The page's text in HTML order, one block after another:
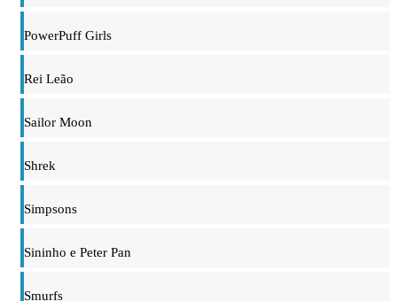
PowerPuff Girls
Rei Leão
Sailor Moon
Shrek
Simpsons
Sininho e Peter Pan
Smurfs